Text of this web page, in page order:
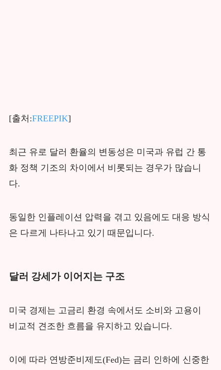
[출처:FREEPIK]
최근 유로 달러 환율의 변동성은 미국과 유럽 간 통
화 정책 기조의 차이에서 비롯되는 경우가 많습니
다.
동일한 인플레이션 압력을 겪고 있음에도 대응 방식
은 다르게 나타나고 있기 때문입니다.
달러 강세가 이어지는 구조
미국 경제는 고금리 환경 속에서도 소비와 고용이
비교적 견조한 흐름을 유지하고 있습니다.
이에 따라 연방준비제도(Fed)는 금리 인하에 신중한